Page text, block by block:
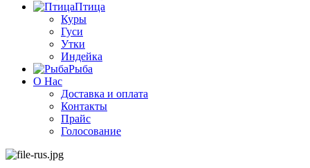
Птица
Куры
Гуси
Утки
Индейка
Рыба
О Нас
Доставка и оплата
Контакты
Прайс
Голосование